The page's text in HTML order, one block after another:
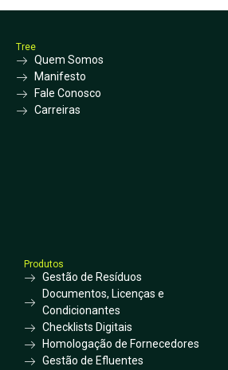
Tree
Quem Somos
Manifesto
Fale Conosco
Carreiras
Produtos
Gestão de Resíduos
Documentos, Licenças e
Condicionantes
Checklists Digitais
Homologação de Fornecedores
Gestão de Efluentes